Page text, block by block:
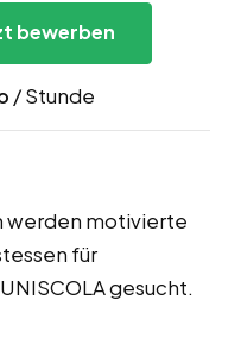
bewerben
/ Stunde
werden motivierte
für
gesucht.